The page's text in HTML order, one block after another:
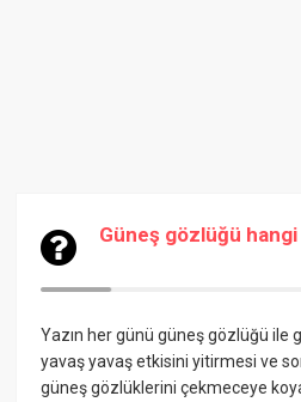
Güneş gözlüğü hangi
Yazın her günü güneş gözlüğü ile
yavaş yavaş etkisini yitirmesi ve
güneş gözlüklerini çekmeceye